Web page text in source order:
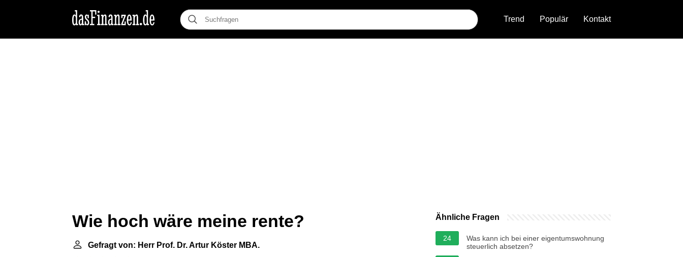
Trend Populär Kontakt
Wie hoch wäre meine rente?
Gefragt von: Herr Prof. Dr. Artur Köster MBA.
Ähnliche Fragen
24
Was kann ich bei einer eigentumswohnung
steuerlich absetzen?